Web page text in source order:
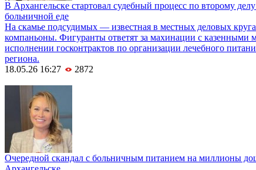
В Архангельске стартовал судебный процесс по второму
больничной еде
На скамье подсудимых — известная в местных деловых
компаньоны. Фигуранты ответят за махинации с казенными
исполнении госконтрактов по организации лечебного
региона.
18.05.26 16:27
2872
Очередной скандал с больничным питанием на миллионы